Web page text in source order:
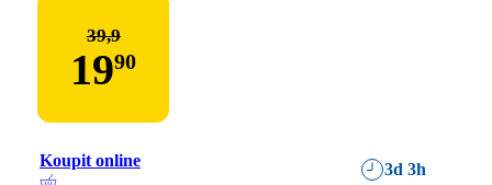
39,9
1990
Koupit online 3d 3h